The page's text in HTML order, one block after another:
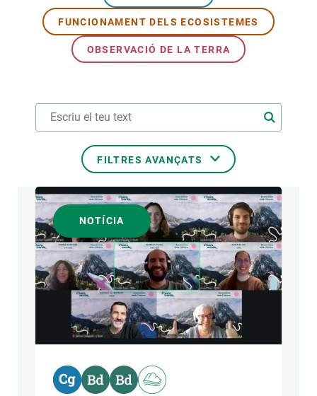
FUNCIONAMENT DELS ECOSISTEMES
OBSERVACIÓ DE LA TERRA
FILTRES AVANÇATS
ÀREES DE RECERCA
TEMES TRANSVERSALS
NOTÍCIA
PARTICIPA
NOTÍCIES I AGENDA